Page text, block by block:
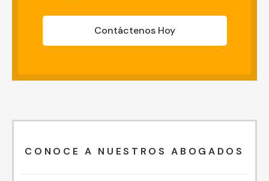
Contáctenos Hoy
CONOCE A NUESTROS ABOGADOS